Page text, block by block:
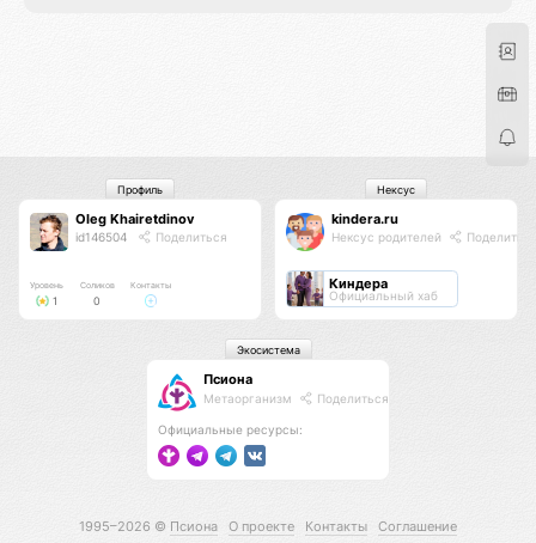
Oleg Khairetdinov
id146504 Поделиться
Уровень
1
Соликов
0
Контакты
Профиль
kindera.ru
Нексус родителей
Киндера
Официальный хаб
Нексус
Псиона
Метаорганизм Поделиться
Официальные ресурсы:
Экосистема
1995–2026 © Псиона О проекте Контакты Соглашение